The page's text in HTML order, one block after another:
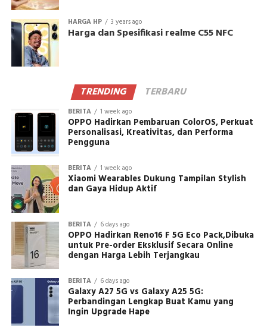
HARGA HP 3 years ago
Harga dan Spesifikasi realme C55 NFC
TRENDING TERBARU
BERITA 1 week ago
OPPO Hadirkan Pembaruan ColorOS, Perkuat
Personalisasi, Kreativitas, dan Performa
Pengguna
BERITA 1 week ago
Xiaomi Wearables Dukung Tampilan Stylish
dan Gaya Hidup Aktif
BERITA 6 days ago
OPPO Hadirkan Reno16 F 5G Eco Pack,Dibuka
untuk Pre-order Eksklusif Secara Online
dengan Harga Lebih Terjangkau
BERITA 6 days ago
Galaxy A27 5G vs Galaxy A25 5G:
Perbandingan Lengkap Buat Kamu yang
Ingin Upgrade Hape